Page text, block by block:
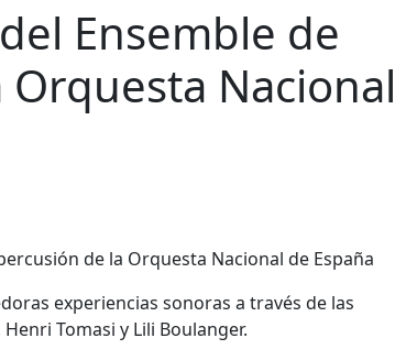
Ensemble de
Nacional
experiencias sonoras a través de las
Tomasi y Lili Boulanger.